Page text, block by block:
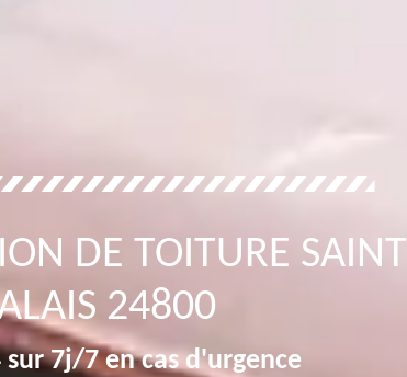
DE TOITURE SAINT
24800
7j/7 en cas d'urgence